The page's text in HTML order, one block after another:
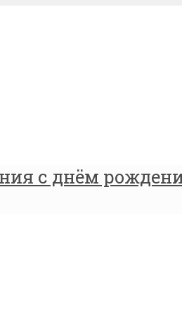
с днём